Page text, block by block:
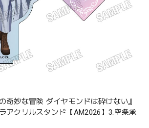
奇妙な冒険 ダイヤモンドは砕けない』
アクリルスタンド【AM2026】3.空条承